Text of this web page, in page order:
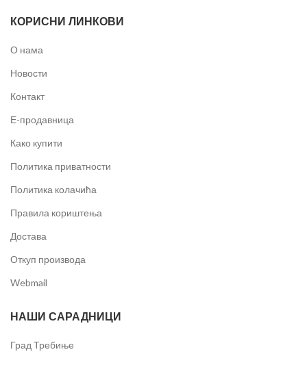
КОРИСНИ ЛИНКОВИ
О нама
Новости
Контакт
Е-продавница
Како купити
Политика приватности
Политика колачића
Правила кориштења
Достава
Откуп производа
Webmail
НАШИ САРАДНИЦИ
Град Требиње